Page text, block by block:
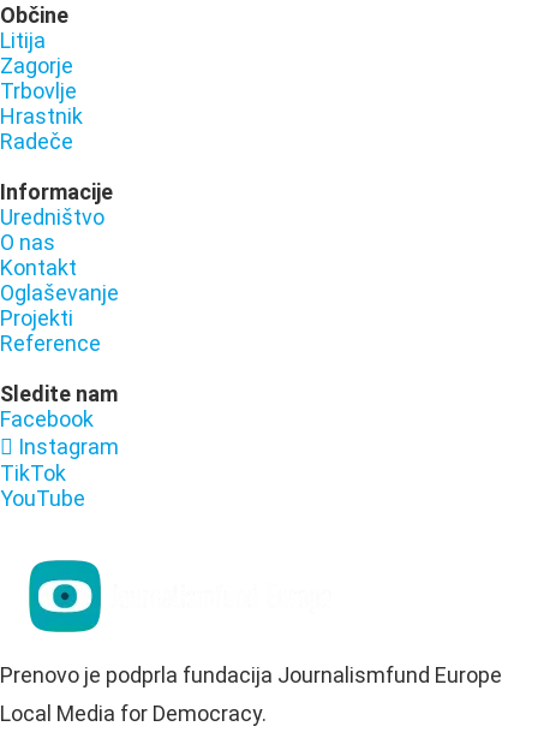
Občine
Litija
Zagorje
Trbovlje
Hrastnik
Radeče
Informacije
Uredništvo
O nas
Kontakt
Oglaševanje
Projekti
Reference
Sledite nam
Facebook
Instagram
TikTok
YouTube
Prenovo je podprla fundacija Journalismfund Europe
Local Media for Democracy.